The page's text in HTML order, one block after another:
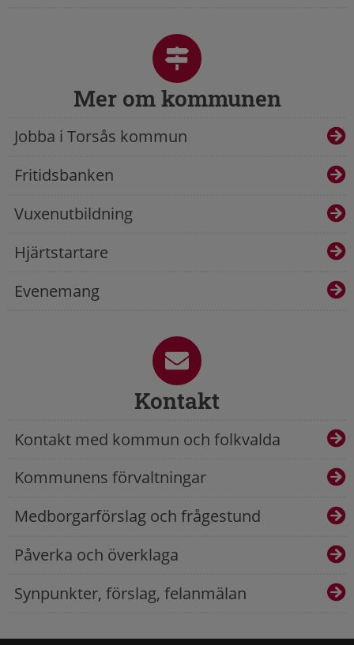
Mer om kommunen
Jobba i Torsås kommun
Fritidsbanken
Vuxenutbildning
Hjärtstartare
Evenemang
Kontakt
Kontakt med kommun och folkvalda
Kommunens förvaltningar
Medborgarförslag och frågestund
Påverka och överklaga
Synpunkter, förslag, felanmälan